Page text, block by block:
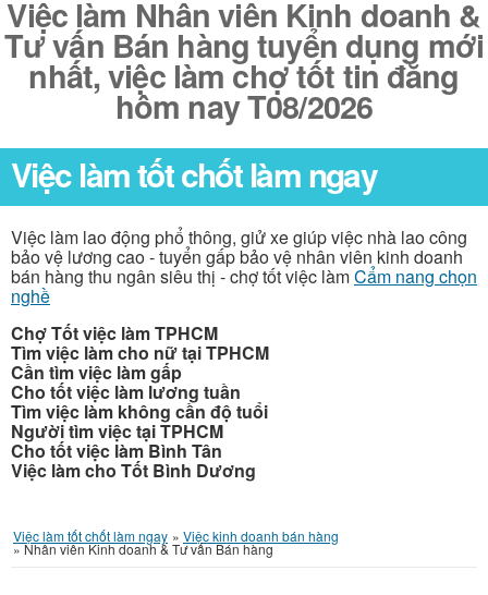
Việc làm Nhân viên Kinh doanh &
Tư vấn Bán hàng tuyển dụng mới
nhất, việc làm chợ tốt tin đăng
hôm nay T08/2026
Việc làm tốt chốt làm ngay
Việc làm lao động phổ thông, giử xe giúp việc nhà lao công
bảo vệ lương cao - tuyển gấp bảo vệ nhân viên kinh doanh
bán hàng thu ngân siêu thị - chợ tốt việc làmCẩm nang chọn
nghề
Chợ Tốt việc làm TPHCM
Tìm việc làm cho nữ tại TPHCM
Cần tìm việc làm gấp
Cho tốt việc làm lương tuần
Tìm việc làm không cần độ tuổi
Người tìm việc tại TPHCM
Cho tốt việc làm Bình Tân
Việc làm cho Tốt Bình Dương
Việc làm tốt chốt làm ngay » Việc kinh doanh bán hàng
»Nhân viên Kinh doanh & Tư vấn Bán hàng